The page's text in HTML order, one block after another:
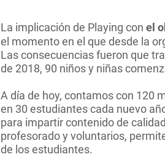
La implicación de Playing con el
el momento en el que desde la
Las consecuencias fueron que
de 2018, 90 niños y niñas
A día de hoy, contamos con 120
en 30 estudiantes cada nuevo
para impartir contenido de
profesorado y voluntarios,
de los estudiantes.